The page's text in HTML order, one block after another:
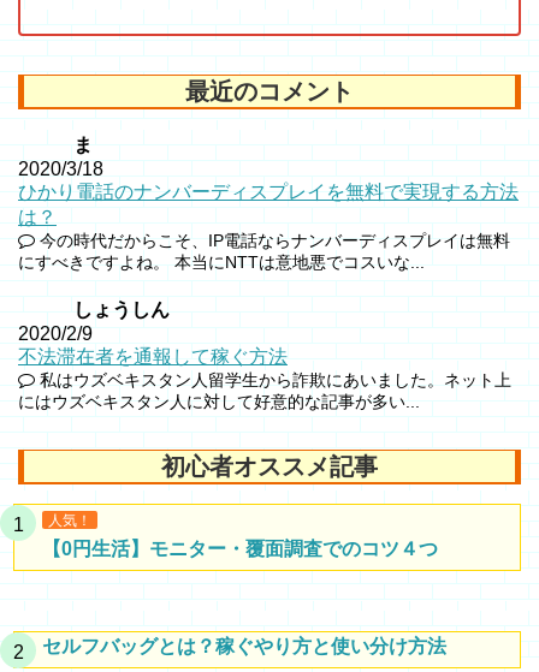
最近のコメント
ま
2020/3/18
ひかり電話のナンバーディスプレイを無料で実現する方法
は？
今の時代だからこそ、IP電話ならナンバーディスプレイは無料
にすべきですよね。 本当にNTTは意地悪でコスいな...
しょうしん
2020/2/9
不法滞在者を通報して稼ぐ方法
私はウズベキスタン人留学生から詐欺にあいました。ネット上
にはウズベキスタン人に対して好意的な記事が多い...
初心者オススメ記事
人気！
【0円生活】モニター・覆面調査でのコツ４つ
セルフバッグとは？稼ぐやり方と使い分け方法